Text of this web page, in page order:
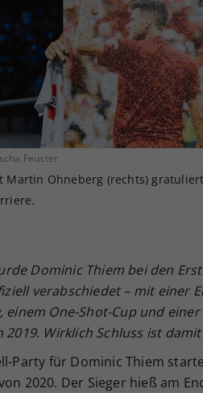
Feuster
Martin Ohneberg (rechts)
Dominic Thiem bei den
verabschiedet – mit einer
einem One-Shot-Cup und
2019. Wirklich Schluss ist
Party für Dominic Thiem
2020. Der Sieger hieß am